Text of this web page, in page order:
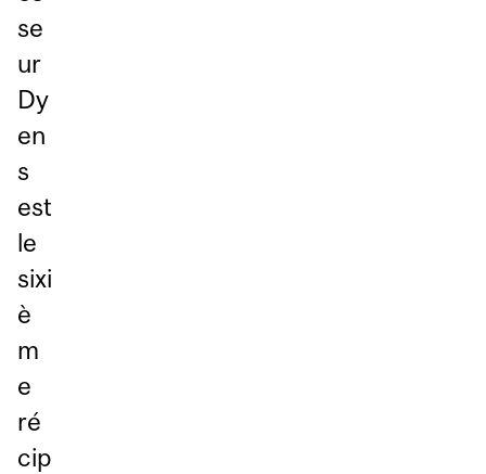
se
ur
Dy
en
s
est
le
sixi
è
m
e
ré
cip